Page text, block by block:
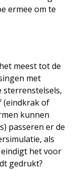
ermee om te
meest tot de
met
sterrenstelsels,
(eindkrak of
kunnen
passeren er de
als
het voor
gedrukt?